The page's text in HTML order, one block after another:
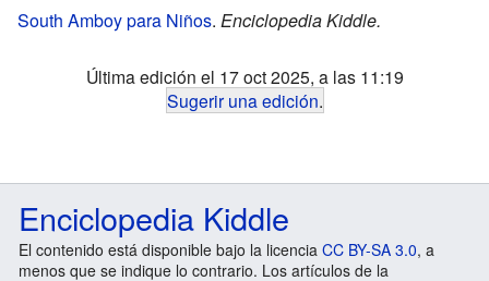
South Amboy para Niños. Enciclopedia Kiddle.
Última edición el 17 oct 2025, a las 11:19
Sugerir una edición.
Enciclopedia Kiddle
El contenido está disponible bajo la licencia CC BY-SA 3.0, a
menos que se indique lo contrario. Los artículos de la